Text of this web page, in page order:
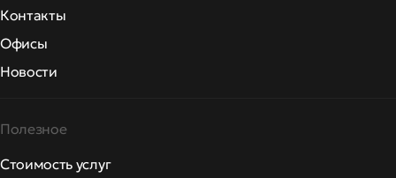
Контакты
Офисы
Новости
Полезное
Стоимость услуг